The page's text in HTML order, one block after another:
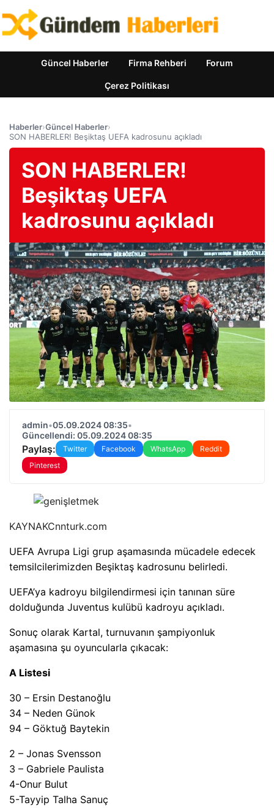
Güncel Haberler Firma Rehberi Forum
Çerez Politikası
Haberler›Güncel Haberler›
SON HABERLER! Beşiktaş UEFA kadrosunu açıkladı
SON HABERLER!
Beşiktaş UEFA
kadrosunu açıkladı
admin•05.09.2024 08:35•
Güncellendi: 05.09.2024 08:35
Paylaş: Twitter Facebook WhatsApp
Reddit
Pinterest
KAYNAKCnnturk.com
UEFA Avrupa Ligi grup aşamasında mücadele edecek
temsilcilerimizden Beşiktaş kadrosunu belirledi.
UEFA’ya kadroyu bilgilendirmesi için tanınan süre
dolduğunda Juventus kulübü kadroyu açıkladı.
Sonuç olarak Kartal, turnuvanın şampiyonluk
aşamasına şu oyuncularla çıkacak:
A Listesi
30 – Ersin Destanoğlu
34 – Neden Günok
94 – Göktuğ Baytekin
2 – Jonas Svensson
3 – Gabriele Paulista
4-Onur Bulut
5-Tayyip Talha Sanuç